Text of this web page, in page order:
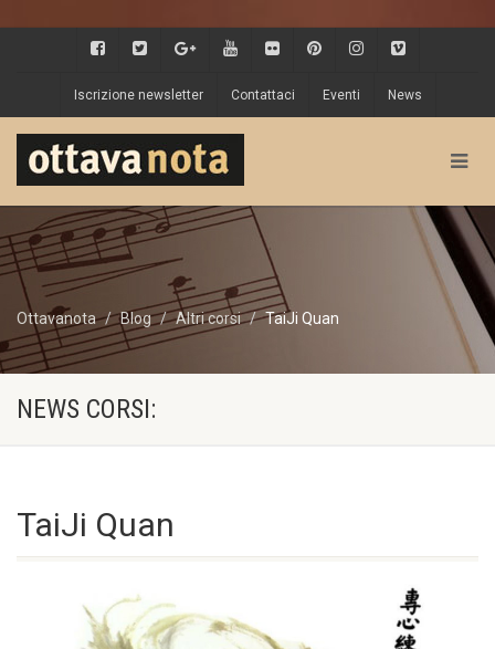
Iscrizione newsletter Contattaci Eventi News
Ottavanota Blog Altri corsi TaiJi Quan
NEWS CORSI:
TaiJi Quan